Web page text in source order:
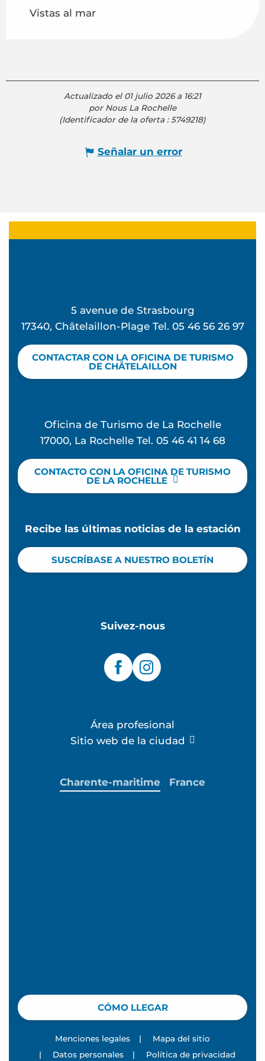
Vistas al mar
Actualizado el 01 julio 2026 a 16:21
por Nous La Rochelle
(Identificador de la oferta :5749218)
Señalar un error
5 avenue de Strasbourg
17340, Châtelaillon-Plage Tel. 05 46 56 26 97
CONTACTAR CON LA OFICINA DE TURISMO
DE CHÂTELAILLON
Oficina de Turismo de La Rochelle
17000, La Rochelle Tel. 05 46 41 14 68
CONTACTO CON LA OFICINA DE TURISMO
DE LA ROCHELLE
Recibe las últimas noticias de la estación
SUSCRÍBASE A NUESTRO BOLETÍN
Suivez-nous
Área profesional
Sitio web de la ciudad
CÓMO LLEGAR
Charente-maritime France
Menciones legales |
Mapa del sitio
|
Datos personales | Política de privacidad